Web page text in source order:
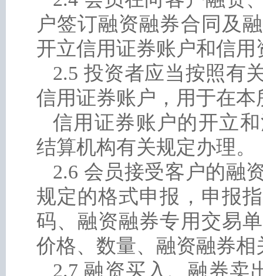
户签订融资融券合同及
开立信用证券账户和信用
2.5 投资者应当按照有
信用证券账户，用于在
信用证券账户的开立
结算机构有关规定办理。
2.6 会员接受客户的融
规定的格式申报，申报
码、融资融券专用交易
价格、数量、融资融券
2.7 融资买入、融券卖